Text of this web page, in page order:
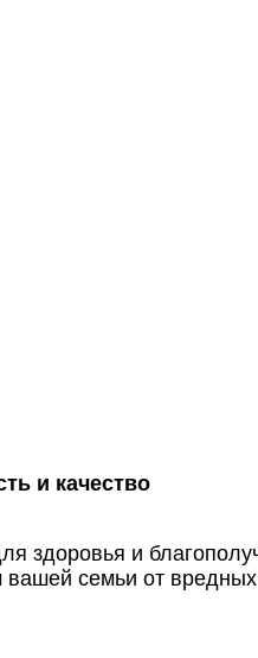
и качество
здоровья и
семьи от